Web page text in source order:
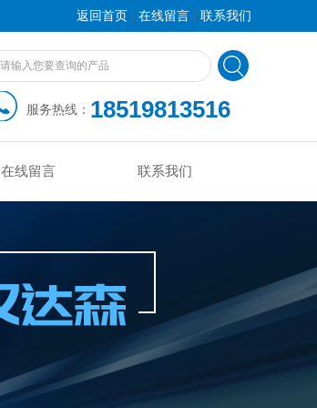
返回首页 | 在线留言 | 联系我们
服务热线： 18519813516
在线留言 联系我们